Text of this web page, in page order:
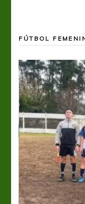
FÚTBOL